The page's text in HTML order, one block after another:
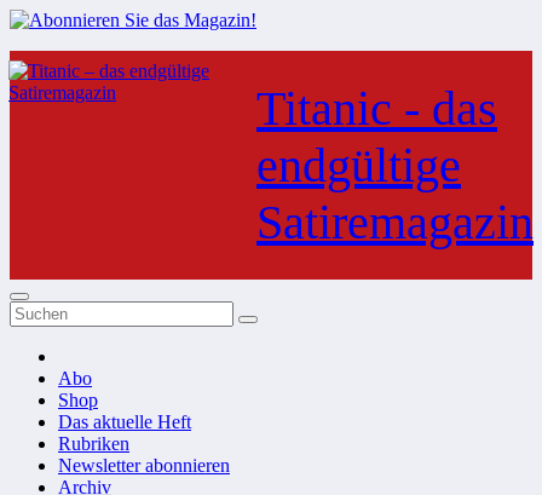
Zum
Inhalt
springen
Titanic - das
endgültige
Satiremagazin
Abo
Shop
Das aktuelle Heft
Rubriken
Newsletter abonnieren
Archiv